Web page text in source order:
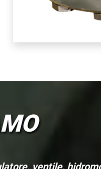
ventile,